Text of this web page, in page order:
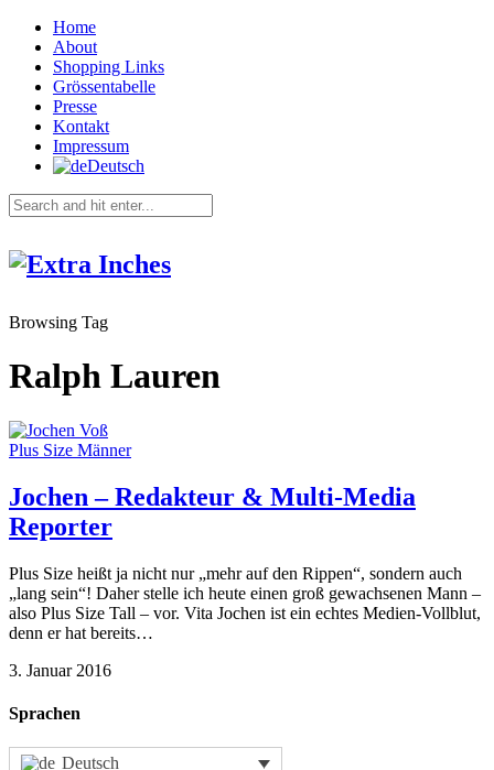
Home
About
Shopping Links
Grössentabelle
Presse
Kontakt
Impressum
Deutsch
Browsing Tag
Ralph Lauren
Plus Size Männer
Jochen – Redakteur & Multi-Media
Reporter
Plus Size heißt ja nicht nur „mehr auf den Rippen“, sondern auch
„lang sein“! Daher stelle ich heute einen groß gewachsenen Mann –
also Plus Size Tall – vor. Vita Jochen ist ein echtes Medien-Vollblut,
denn er hat bereits…
3. Januar 2016
Sprachen
Deutsch